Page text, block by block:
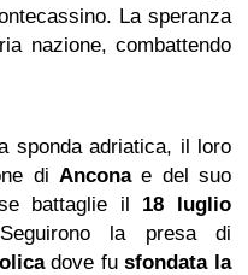
La speranza
nazione, combattendo
sponda adriatica, il loro
di Anconae del suo
battaglie il 18 luglio
la presa di
dove fusfondata la